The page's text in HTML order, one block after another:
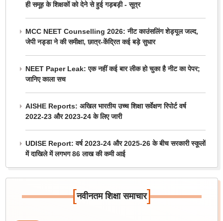
ही समूह के शिक्षकों को देने से हुई गड़बड़ी - सूत्र
MCC NEET Counselling 2026: नीट काउंसलिंग शेड्यूल जल्द,
जेपी नड्डा ने की समीक्षा, छात्र-केंद्रित कई बड़े सुधार
NEET Paper Leak: एक नहीं कई बार लीक हो चुका है नीट का पेपर;
जानिए काला सच
AISHE Reports: अखिल भारतीय उच्च शिक्षा सर्वेक्षण रिपोर्ट वर्ष
2022-23 और 2023-24 के लिए जारी
UDISE Report: वर्ष 2023-24 और 2025-26 के बीच सरकारी स्कूलों
में दाखिले में लगभग 86 लाख की कमी आई
[नवीनतम शिक्षा समाचार]